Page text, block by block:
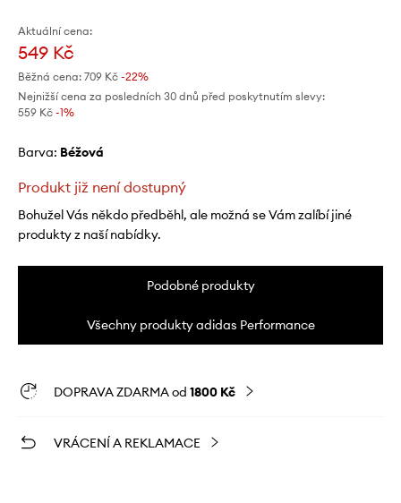
Aktuální cena:
549 Kč
Běžná cena: 709 Kč -22%
Nejnižší cena za posledních 30 dnů před poskytnutím slevy:
559 Kč -1%
Barva: béžová
Produkt již není dostupný
Bohužel Vás někdo předběhl, ale možná se Vám zalíbí jiné
produkty z naší nabídky.
Podobné produkty
Všechny produkty adidas Performance
DOPRAVA ZDARMA od 1800 Kč
VRÁCENÍ A REKLAMACE